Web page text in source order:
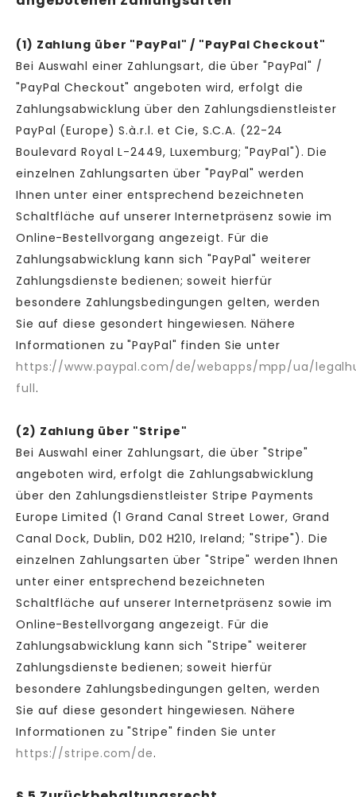
(1) Zahlung über "PayPal" / "PayPal Checkout"
Bei Auswahl einer Zahlungsart, die über "PayPal" /
"PayPal Checkout" angeboten wird, erfolgt die
Zahlungsabwicklung über den Zahlungsdienstleister
PayPal (Europe) S.à.r.l. et Cie, S.C.A. (22-24
Boulevard Royal L-2449, Luxemburg; "PayPal"). Die
einzelnen Zahlungsarten über "PayPal" werden
Ihnen unter einer entsprechend bezeichneten
Schaltfläche auf unserer Internetpräsenz sowie im
Online-Bestellvorgang angezeigt. Für die
Zahlungsabwicklung kann sich "PayPal" weiterer
Zahlungsdienste bedienen; soweit hierfür
besondere Zahlungsbedingungen gelten, werden
Sie auf diese gesondert hingewiesen. Nähere
Informationen zu "PayPal" finden Sie unter
https://www.paypal.com/de/webapps/mpp/ua/
full.
(2) Zahlung über "Stripe"
Bei Auswahl einer Zahlungsart, die über "Stripe"
angeboten wird, erfolgt die Zahlungsabwicklung
über den Zahlungsdienstleister Stripe Payments
Europe Limited (1 Grand Canal Street Lower, Grand
Canal Dock, Dublin, D02 H210, Ireland; "Stripe"). Die
einzelnen Zahlungsarten über "Stripe" werden Ihnen
unter einer entsprechend bezeichneten
Schaltfläche auf unserer Internetpräsenz sowie im
Online-Bestellvorgang angezeigt. Für die
Zahlungsabwicklung kann sich "Stripe" weiterer
Zahlungsdienste bedienen; soweit hierfür
besondere Zahlungsbedingungen gelten, werden
Sie auf diese gesondert hingewiesen. Nähere
Informationen zu "Stripe" finden Sie unter
https://stripe.com/de.